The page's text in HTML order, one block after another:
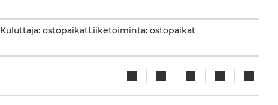
Kuluttaja: ostopaikatLiiketoiminta: ostopaikat